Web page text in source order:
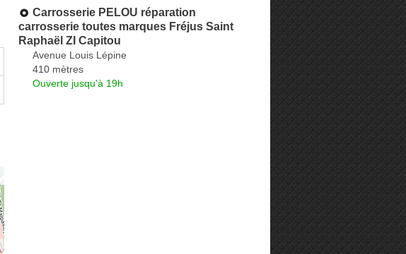
Carrosserie PELOU réparation
carrosserie toutes marques Fréjus Saint
Raphaël ZI Capitou
Avenue Louis Lépine
410 mètres
Ouverte jusqu'à 19h